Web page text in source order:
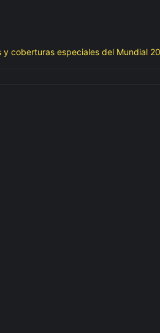
coberturas especiales del Mundial